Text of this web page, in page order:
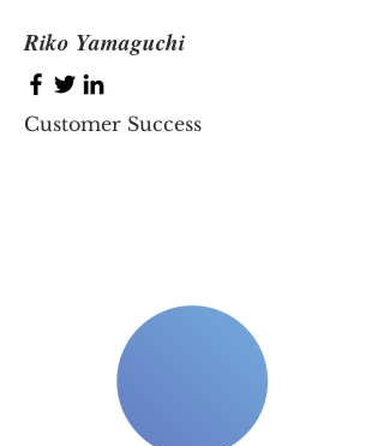
Riko Yamaguchi
Customer Success